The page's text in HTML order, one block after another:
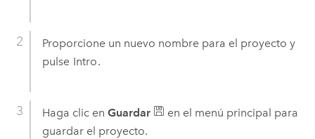
Proporcione un nuevo nombre para el proyecto y
pulse Intro.
Haga clic en Guardar
en el menú principal para
guardar el proyecto.